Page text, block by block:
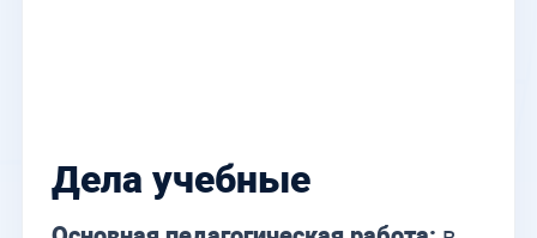
Дела учебные